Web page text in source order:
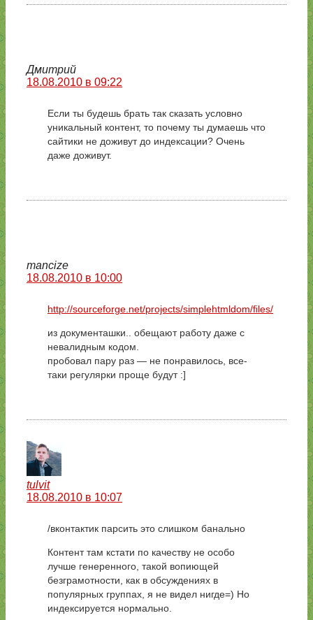
Дмитрий
18.08.2010 в 09:22
Если ты будешь брать так сказать условно
уникальный контент, то почему ты думаешь что
сайтики не доживут до индексации? Очень
даже доживут.
mancize
18.08.2010 в 10:00
http://sourceforge.net/projects/simplehtmldom/files/
из документашки.. обещают работу даже с
невалидным кодом.
пробовал пару раз — не понравилось, все-
таки регулярки проще будут :]
tulvit
18.08.2010 в 10:07
/вконтактик парсить это слишком банально
Контент там кстати по качеству не особо
лучше генеренного, такой вопиющей
безграмотности, как в обсуждениях в
популярных группах, я не видел нигде=) Но
индексируется нормально.